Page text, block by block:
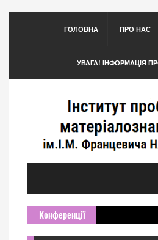
ГОЛОВНА ПРО НАС
УВАГА! ІНФОРМАЦІЯ
Конференції